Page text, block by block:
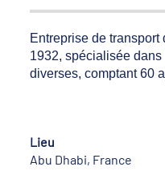
Entreprise de
1932, spécialisée
diverses, comptant 60
Lieu
Abu Dhabi, France